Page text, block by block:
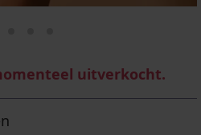
uitverkocht.